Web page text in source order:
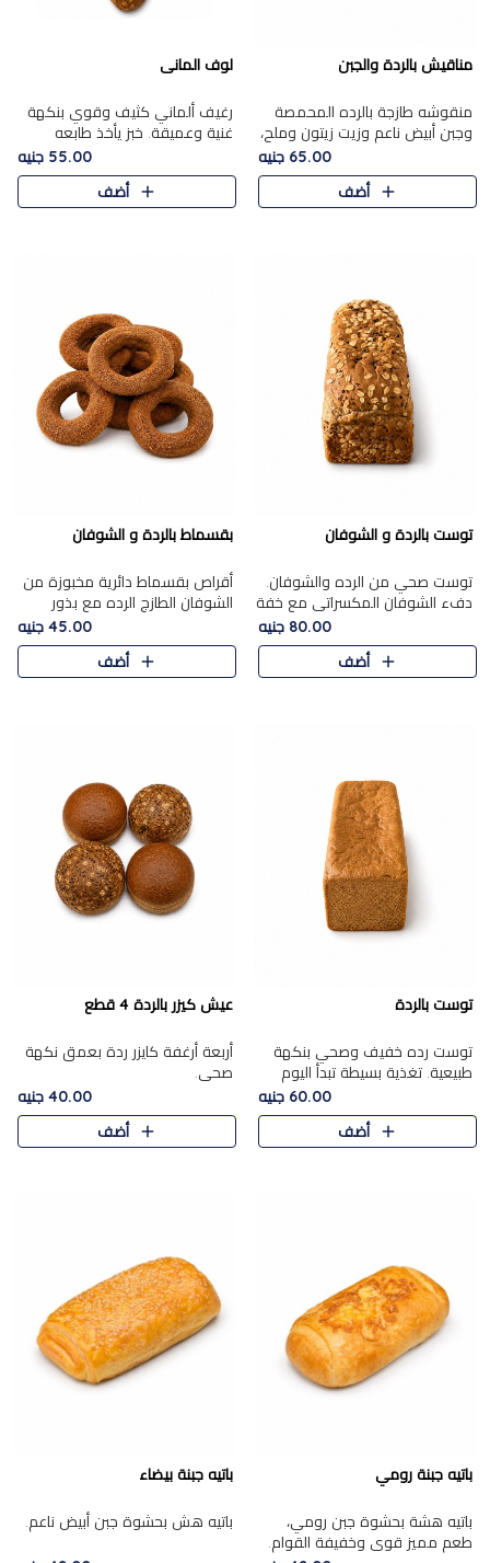
مناقيش بالردة والجبن
منقوشه طازجة بالرده المحمصة
وجبن أبيض ناعم وزيت زيتون وملح،
مباشرة من الفرن.الرده مع نعومة
الجبن فوق عجينة طازجة.
65.00 جنيه
أضف
لوف المانى
رغيف ألماني كثيف وقوي بنكهة
غنية وعميقة. خبز يأخذ طابعه
55.00 جنيه
أضف
توست بالردة و الشوفان
توست صحي من الرده والشوفان.
دفء الشوفان المكسراتي مع خفة
80.00 جنيه
أضف
بقسماط بالردة و الشوفان
أقراص بقسماط دائرية مخبوزة من
الشوفان الطازج الرده مع بذور
مختارة. قرمشة الحبوب والبذور،
بداية صحية لكل صباح.
45.00 جنيه
أضف
توست بالردة
توست رده خفيف وصحي بنكهة
طبيعية. تغذية بسيطة تبدأ اليوم
60.00 جنيه
أضف
عيش كيزر بالردة 4 قطع
أربعة أرغفة كايزر ردة بعمق نكهة
صحي.
40.00 جنيه
أضف
باتيه جبنة رومي
باتيه هشة بحشوة جبن رومي،
طعم مميز قوي وخفيفة القوام.
باتيه جبنة بيضاء
باتيه هش بحشوة جبن أبيض ناعم.